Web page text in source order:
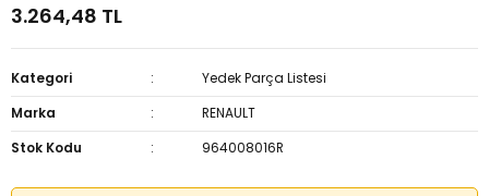
3.264,48 TL
Kategori
Yedek Parça Listesi
Marka
RENAULT
Stok Kodu
964008016R